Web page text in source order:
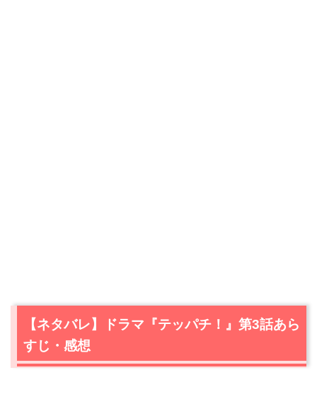
【ネタバレ】ドラマ『テッパチ！』第3話あら
すじ・感想